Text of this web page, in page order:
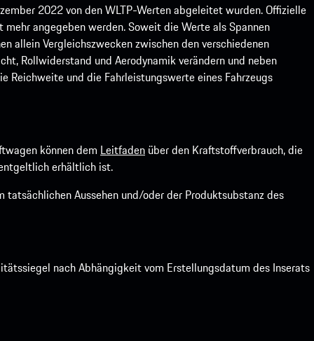
2022 von den WLTP-Werten abgeleitet wurden. Offizielle
angegeben werden. Soweit die Werte als Spannen
allein Vergleichszwecken zwischen den verschiedenen
Rollwiderstand und Aerodynamik verändern und neben
Reichweite und die Fahrleistungswerte eines Fahrzeugs
können dem Leitfaden über den Kraftstoffverbrauch, die
erhältlich ist.
Aussehen und/oder der Produktsubstanz des
nach Abhängigkeit vom Erstellungsdatum des Inserats